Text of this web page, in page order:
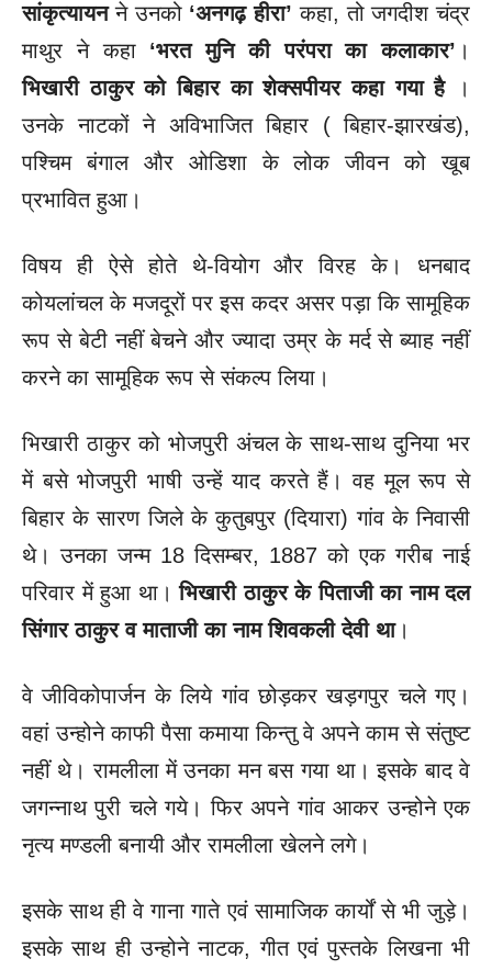
सांकृत्यायनने उनको ‘अनगढ़ हीरा’ कहा, तो जगदीश चंद्र
माथुर ने कहा ‘भरत मुनि की परंपरा का कलाकार’ ।
भिखारी ठाकुर को बिहार का शेक्सपीयर कहा गया है।
उनके नाटकों ने अविभाजित बिहार ( बिहार-झारखंड),
पश्चिम बंगाल और ओडिशा के लोक जीवन को खूब
प्रभावित हुआ।
विषय ही ऐसे होते थे-वियोग और विरह के। धनबाद
कोयलांचल के मजदूरों पर इस कदर असर पड़ा कि सामूहिक
रूप से बेटी नहीं बेचने और ज्यादा उम्र के मर्द से ब्याह नहीं
करने का सामूहिक रूप से संकल्प लिया।
भिखारी ठाकुर को भोजपुरी अंचल के साथ-साथ दुनिया भर
में बसे भोजपुरी भाषी उन्हें याद करते हैं। वह मूल रूप से
बिहार के सारण जिले के कुतुबपुर (दियारा) गांव के निवासी
थे। उनका जन्म 18 दिसम्बर, 1887 को एक गरीब नाई
परिवार में हुआ था।भिखारी ठाकुर के पिताजी का नाम दल
सिंगार ठाकुर व माताजी का नाम शिवकली देवी था।
वे जीविकोपार्जन के लिये गांव छोड़कर खड़गपुर चले गए।
वहां उन्होने काफी पैसा कमाया किन्तु वे अपने काम से संतुष्ट
नहीं थे। रामलीला में उनका मन बस गया था। इसके बाद वे
जगन्नाथ पुरी चले गये। फिर अपने गांव आकर उन्होने एक
नृत्य मण्डली बनायी और रामलीला खेलने लगे।
इसके साथ ही वे गाना गाते एवं सामाजिक कार्यों से भी जुड़े।
इसके साथ ही उन्होने नाटक, गीत एवं पुस्तके लिखना भी